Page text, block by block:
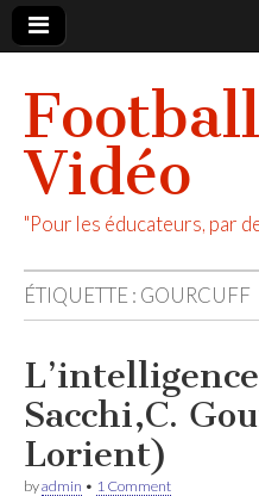
Vidéo
"Pour les éducateurs, par
ÉTIQUETTE : GOURCUFF
Sacchi,C.
Lorient)
byadmin • 1 Comment